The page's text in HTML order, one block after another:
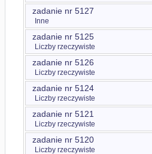
zadanie nr 5127
Inne
zadanie nr 5125
Liczby rzeczywiste
zadanie nr 5126
Liczby rzeczywiste
zadanie nr 5124
Liczby rzeczywiste
zadanie nr 5121
Liczby rzeczywiste
zadanie nr 5120
Liczby rzeczywiste